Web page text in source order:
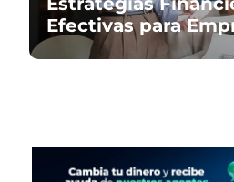
Efectivas para